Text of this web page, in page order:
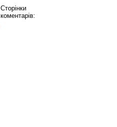
Сторінки
коментарів: